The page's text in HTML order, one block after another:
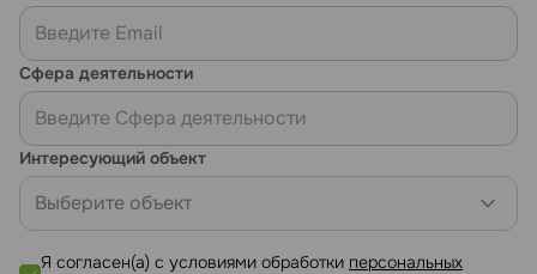
Сфера деятельности
Интересующий объект
Выберите объект
Я согласен(а) с условиями обработки персональных